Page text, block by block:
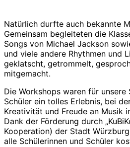
Natürlich durfte auch bekannte
Gemeinsam begleiteten die
Songs von Michael Jackson
und viele andere Rhythmen und
geklatscht, getrommelt,
mitgemacht.
Die Workshops waren für unsere
Schüler ein tolles Erlebnis, bei
Kreativität und Freude an Musik
Dank der Förderung durch
Kooperation) der Stadt
alle Schülerinnen und Schüler